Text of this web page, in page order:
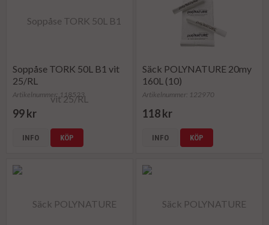
Soppåse TORK 50L B1 vit
25/RL
Artikelnummer: 118523
99 kr
INFO KÖP
Säck POLYNATURE 20my
160L (10)
Artikelnummer: 122970
118 kr
INFO KÖP